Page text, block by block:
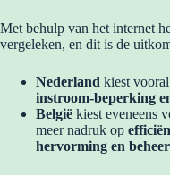
Met behulp van het internet
vergeleken, en dit is de
Nederland kiest
instroom-beperking
België kiest eveneens
meer nadruk op
hervorming en